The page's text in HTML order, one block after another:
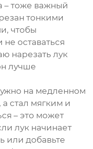
– тоже важный
тонкими
чтобы
оставаться
нарезать лук
лучше
на медленном
стал мягким и
– это может
лук начинает
или добавьте